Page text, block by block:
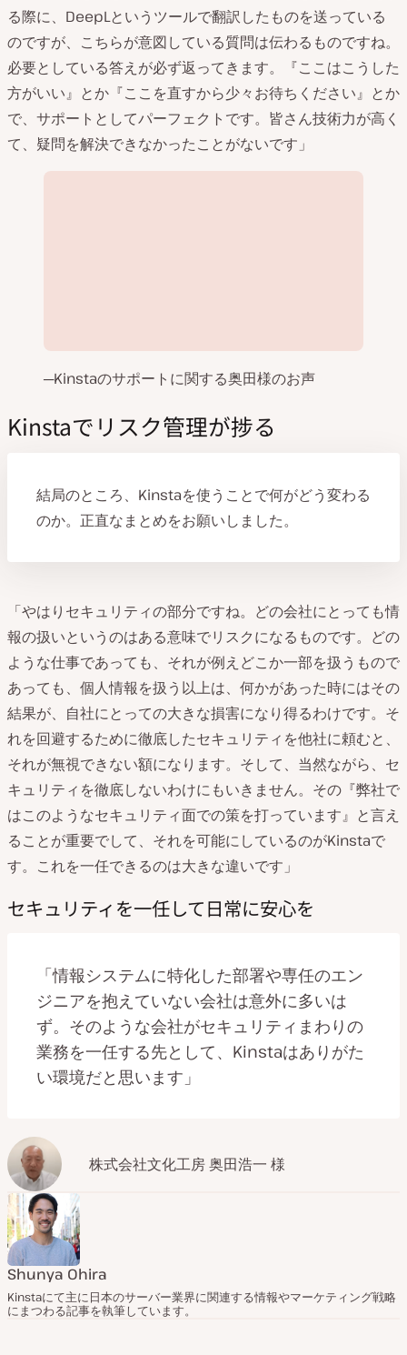
る際に、DeepLというツールで翻訳したものを送っている
のですが、こちらが意図している質問は伝わるものですね。
必要としている答えが必ず返ってきます。『ここはこうした
方がいい』とか『ここを直すから少々お待ちください』とか
で、サポートとしてパーフェクトです。皆さん技術力が高く
て、疑問を解決できなかったことがないです」
再
─Kinstaのサポートに関する奥田様のお声
Kinstaでリスク管理が捗る
結局のところ、Kinstaを使うことで何がどう変わる
のか。正直なまとめをお願いしました。
「やはりセキュリティの部分ですね。どの会社にとっても情
報の扱いというのはある意味でリスクになるものです。どの
ような仕事であっても、それが例えどこか一部を扱うもので
あっても、個人情報を扱う以上は、何かがあった時にはその
結果が、自社にとっての大きな損害になり得るわけです。そ
れを回避するために徹底したセキュリティを他社に頼むと、
それが無視できない額になります。そして、当然ながら、セ
キュリティを徹底しないわけにもいきません。その『弊社で
はこのようなセキュリティ面での策を打っています』と言え
ることが重要でして、それを可能にしているのがKinstaで
す。これを一任できるのは大きな違いです」
セキュリティを一任して日常に安心を
「情報システムに特化した部署や専任のエン
ジニアを抱えていない会社は意外に多いは
ず。そのような会社がセキュリティまわりの
業務を一任する先として、Kinstaはありがた
い環境だと思います」
株式会社文化工房 奥田浩一 様
Shunya Ohira
Kinstaにて主に日本のサーバー業界に関連する情報やマーケティング戦略
にまつわる記事を執筆しています。